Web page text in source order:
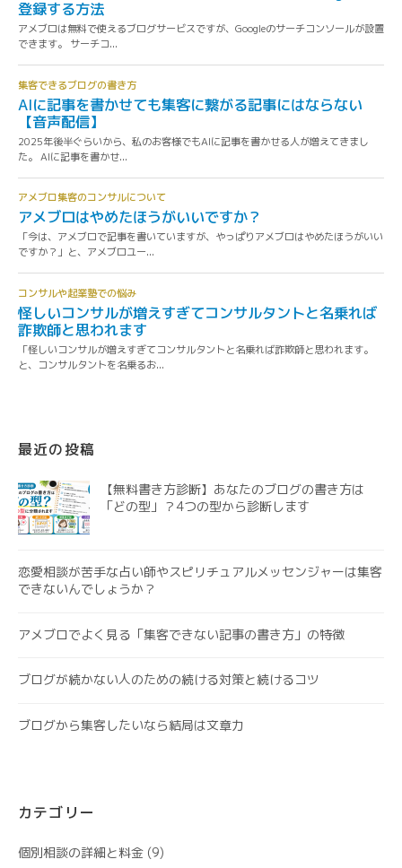
最近の投稿
【無料書き方診断】あなたのブログの書き方は
「どの型」？4つの型から診断します
恋愛相談が苦手な占い師やスピリチュアルメッセンジャーは集客
できないんでしょうか？
アメブロでよく見る「集客できない記事の書き方」の特徴
ブログが続かない人のための続ける対策と続けるコツ
ブログから集客したいなら結局は文章力
カテゴリー
個別相談の詳細と料金 (9)